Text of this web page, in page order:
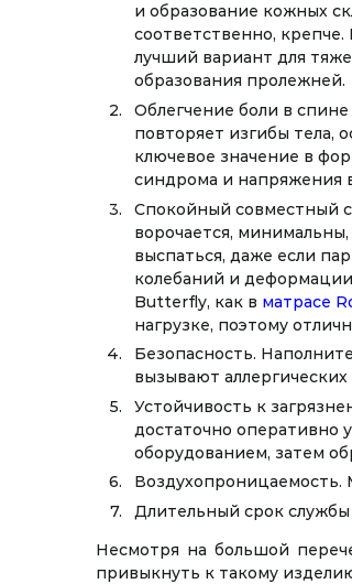
и образование кожных
соответственно,
лучший вариант для
образования пролежней.
Облегчение боли в
повторяет изгибы тела,
ключевое значение в
синдрома и напряжения
Спокойный совместный
ворочается,
выспаться, даже если
колебаний и
Butterfly, как в матрасе
нагрузке, поэтому
Безопасность.
вызывают
Устойчивость к
достаточно оперативно
оборудованием, затем
Воздухопроницаемость.
Длительный срок службы
Несмотря на большой
привыкнуть к такому